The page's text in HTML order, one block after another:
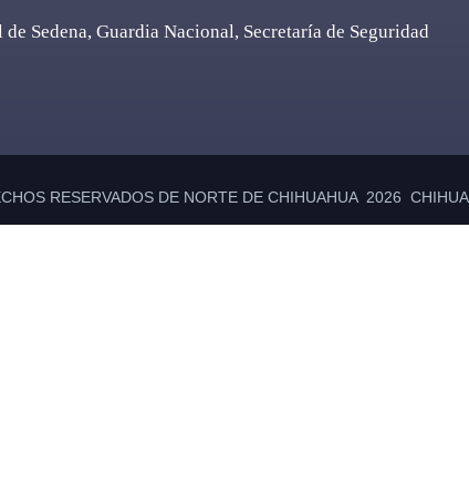
Sedena, Guardia Nacional, Secretaría de Seguridad
RESERVADOS DE NORTE DE CHIHUAHUA 2026